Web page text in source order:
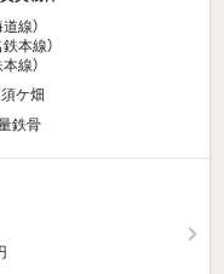
線）
鉄本線）
線）
ケ畑
鉄骨